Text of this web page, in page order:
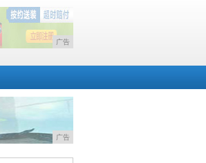
广告
广告